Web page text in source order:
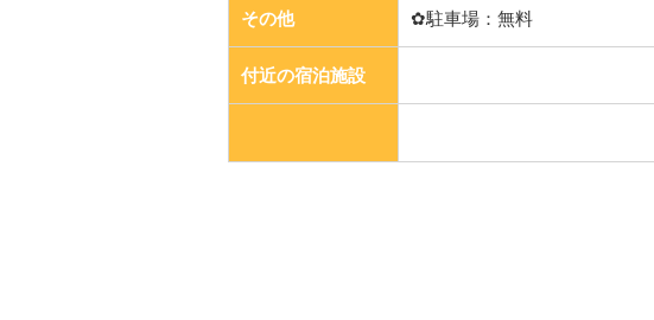
その他 ✿駐車場：無料
付近の宿泊施設